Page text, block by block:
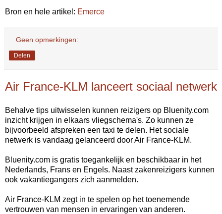
Bron en hele artikel: Emerce
Geen opmerkingen:
Delen
Air France-KLM lanceert sociaal netwerk
Behalve tips uitwisselen kunnen reizigers op Bluenity.com
inzicht krijgen in elkaars vliegschema's. Zo kunnen ze
bijvoorbeeld afspreken een taxi te delen. Het sociale
netwerk is vandaag gelanceerd door Air France-KLM.
Bluenity.com is gratis toegankelijk en beschikbaar in het
Nederlands, Frans en Engels. Naast zakenreizigers kunnen
ook vakantiegangers zich aanmelden.
Air France-KLM zegt in te spelen op het toenemende
vertrouwen van mensen in ervaringen van anderen.